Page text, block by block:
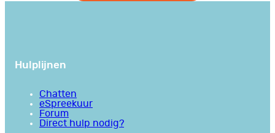
Hulplijnen
Chatten
eSpreekuur
Forum
Direct hulp nodig?